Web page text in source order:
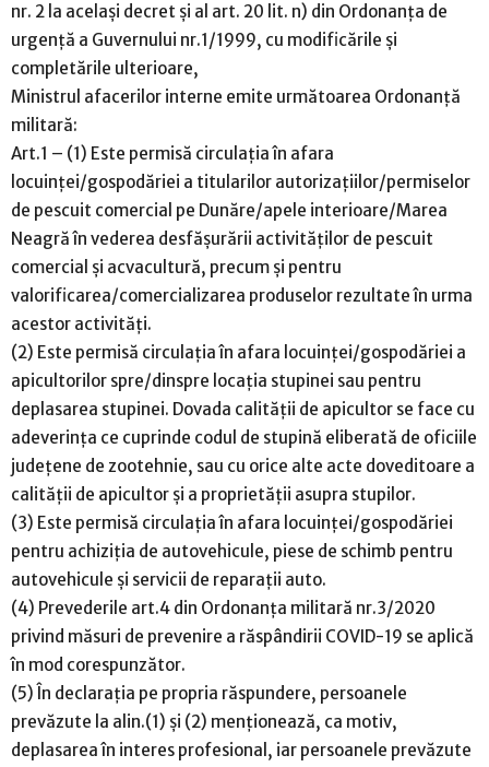
nr. 2 la același decret și al art. 20 lit. n) din Ordonanța de
urgență a Guvernului nr.1/1999, cu modificările și
completările ulterioare,
Ministrul afacerilor interne emite următoarea Ordonanță
militară:
Art.1 – (1) Este permisă circulația în afara
locuinței/gospodăriei a titularilor autorizațiilor/permiselor
de pescuit comercial pe Dunăre/apele interioare/Marea
Neagră în vederea desfășurării activităților de pescuit
comercial și acvacultură, precum și pentru
valorificarea/comercializarea produselor rezultate în urma
acestor activități.
(2) Este permisă circulația în afara locuinței/gospodăriei a
apicultorilor spre/dinspre locația stupinei sau pentru
deplasarea stupinei. Dovada calității de apicultor se face cu
adeverința ce cuprinde codul de stupină eliberată de oficiile
județene de zootehnie, sau cu orice alte acte doveditoare a
calității de apicultor și a proprietății asupra stupilor.
(3) Este permisă circulația în afara locuinței/gospodăriei
pentru achiziția de autovehicule, piese de schimb pentru
autovehicule și servicii de reparații auto.
(4) Prevederile art.4 din Ordonanța militară nr.3/2020
privind măsuri de prevenire a răspândirii COVID-19 se aplică
în mod corespunzător.
(5) În declarația pe propria răspundere, persoanele
prevăzute la alin.(1) și (2) menționează, ca motiv,
deplasarea în interes profesional, iar persoanele prevăzute